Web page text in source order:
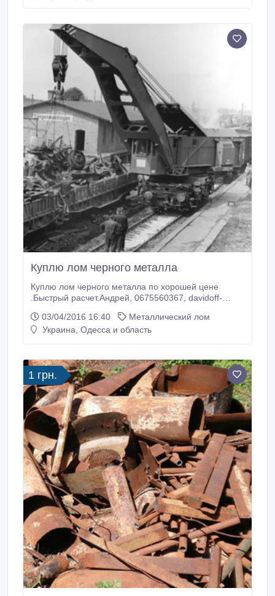
Куплю лом черного металла
Куплю лом черного металла по хорошей цене
.Быстрый расчет.Андрей, 0675560367, davidoff-
03/04/2016 16:40
Металлический лом
Украина, Одесса и область
1 грн.